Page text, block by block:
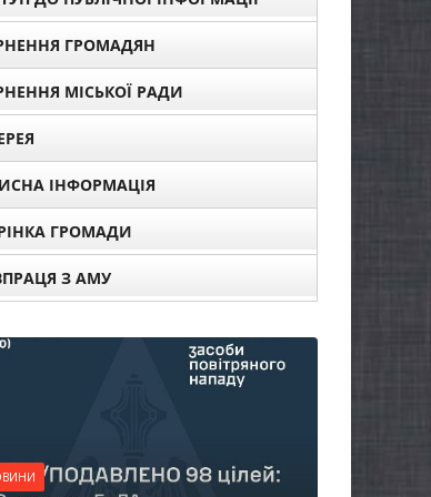
ГРОМАДЯН
МІСЬКОЇ РАДИ
ІНФОРМАЦІЯ
ГРОМАДИ
З АМУ
Батьки майбутніх
першокласників уже